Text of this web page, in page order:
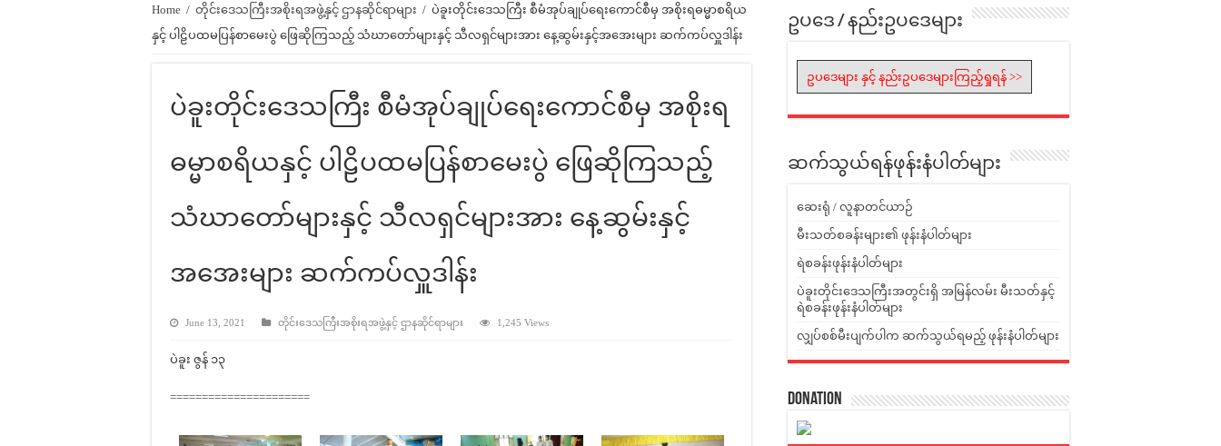
Home / တိုင်းဒေသကြီးအစိုးရအဖွဲ့နှင့် ဌာနဆိုင်ရာများ / ပဲခူးတိုင်းဒေသကြီး စီမံအုပ်ချုပ်ရေးကောင်စီမှ အစိုးရဓမ္မာစရိယ
နှင့် ပါဠိပထမပြန်စာမေးပွဲ ဖြေဆိုကြသည့် သံဃာတော်များနှင့် သီလရှင်များအား နေ့ဆွမ်းနှင့်အ‌အေးများ ဆက်ကပ်လှူဒါန်း
ပဲခူးတိုင်းဒေသကြီး စီမံအုပ်ချုပ်ရေးကောင်စီမှ အစိုးရ
ဓမ္မာစရိယနှင့် ပါဠိပထမပြန်စာမေးပွဲ ဖြေဆိုကြသည့်
သံဃာတော်များနှင့် သီလရှင်များအား နေ့ဆွမ်းနှင့်
အ‌အေးများ ဆက်ကပ်လှူဒါန်း
June 13, 2021 တိုင်းဒေသကြီးအစိုးရအဖွဲ့နှင့် ဌာနဆိုင်ရာများ 1,245 Views
ပဲခူး ဇွန် ၁၃
======================
ဥပဒေ / နည်းဥပဒေများ
ဥပဒေများ နှင့် နည်းဥပဒေများကြည့်ရှုရန် >>
ဆက်သွယ်ရန်ဖုန်းနံပါတ်များ
ဆေးရုံ / လူနာတင်ယာဉ်
မီးသတ်စခန်းများ၏ ဖုန်းနံပါတ်များ
ရဲစခန်းဖုန်းနံပါတ်များ
ပဲခူးတိုင်းဒေသကြီးအတွင်းရှိ အမြန်လမ်း မီးသတ်နှင့်
ရဲစခန်းဖုန်းနံပါတ်များ
လျှပ်စစ်မီးပျက်ပါက ဆက်သွယ်ရမည့် ဖုန်းနံပါတ်များ
Donation